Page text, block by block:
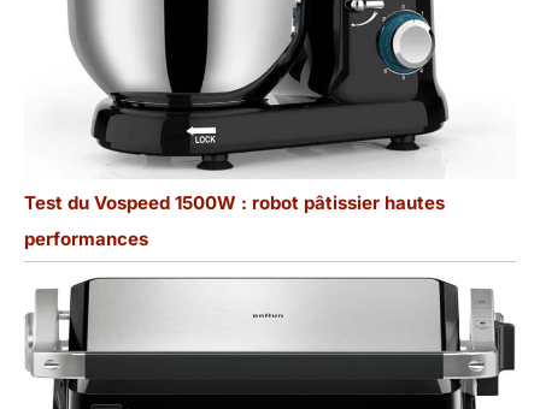
Test du Vospeed 1500W : robot pâtissier hautes
performances